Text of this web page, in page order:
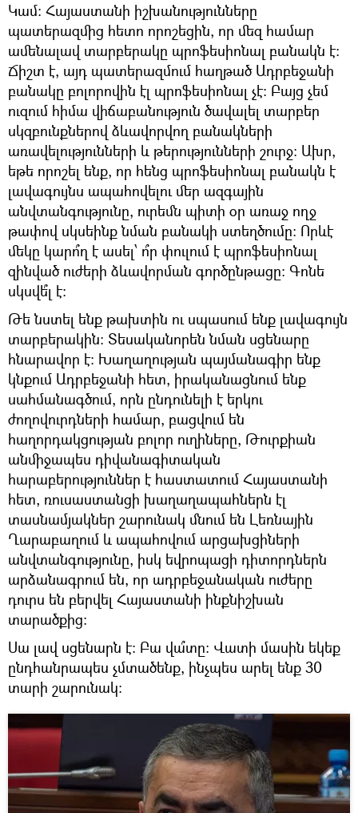
Կամ։ Հայաստանի իշխանությունները
պատերազմից հետո որոշեցին, որ մեզ համար
ամենալավ տարբերակը պրոֆեսիոնալ բանակն է։
Ճիշտ է, այդ պատերազմում հաղթած Ադրբեջանի
բանակը բոլորովին էլ պրոֆեսիոնալ չէ։ Բայց չեմ
ուզում հիմա վիճաբանություն ծավալել տարբեր
սկզբունքներով ձևավորվող բանակների
առավելությունների և թերությունների շուրջ։ Ախր,
եթե որոշել ենք, որ հենց պրոֆեսիոնալ բանակն է
լավագույնս ապահովելու մեր ազգային
անվտանգությունը, ուրեմն պիտի օր առաջ ողջ
թափով սկսեինք նման բանակի ստեղծումը։ Որևէ
մեկը կարո՞ղ է ասել՝ ո՞ր փուլում է պրոֆեսիոնալ
զինված ուժերի ձևավորման գործընթացը։ Գոնե
սկսվե՞լ է։
Թե նստել ենք թախտին ու սպասում ենք լավագույն
տարբերակին։ Տեսականորեն նման սցենարը
հնարավոր է։ Խաղաղության պայմանագիր ենք
կնքում Ադրբեջանի հետ, իրականացնում ենք
սահմանագծում, որն ընդունելի է երկու
ժողովուրդների համար, բացվում են
հաղորդակցության բոլոր ուղիները, Թուրքիան
անմիջապես դիվանագիտական
հարաբերություններ է հաստատում Հայաստանի
հետ, ռուսաստանցի խաղաղապահներն էլ
տասնամյակներ շարունակ մնում են Լեռնային
Ղարաբաղում և ապահովում արցախցիների
անվտանգությունը, իսկ եվրոպացի դիտորդներն
արձանագրում են, որ ադրբեջանական ուժերը
դուրս են բերվել Հայաստանի ինքնիշխան
տարածքից։
Սա լավ սցենարն է։ Բա վա՞տը։ Վատի մասին եկեք
ընդհանրապես չմտածենք, ինչպես արել ենք 30
տարի շարունակ։